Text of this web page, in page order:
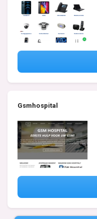
Gsmhospital